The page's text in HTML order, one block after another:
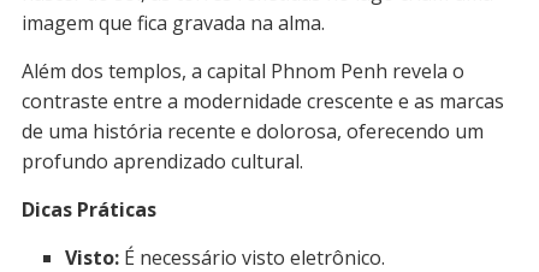
imagem que fica gravada na alma.
Além dos templos, a capital Phnom Penh revela o
contraste entre a modernidade crescente e as marcas
de uma história recente e dolorosa, oferecendo um
profundo aprendizado cultural.
Dicas Práticas
Visto:É necessário visto eletrônico.